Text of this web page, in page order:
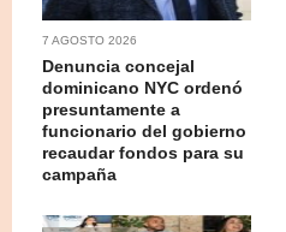
7 AGOSTO 2026
Denuncia concejal
dominicano NYC ordenó
presuntamente a
funcionario del gobierno
recaudar fondos para su
campaña